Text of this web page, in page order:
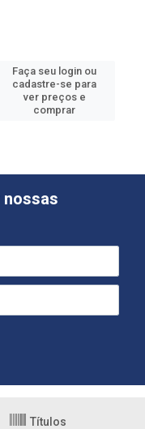
Faça seu login ou
cadastre-se para
ver preços e
comprar
nossas
Títulos